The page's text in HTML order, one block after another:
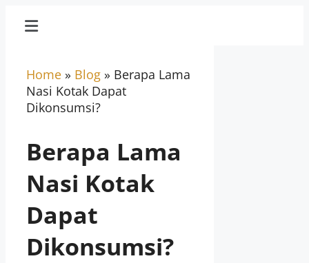
Home » Blog » Berapa Lama
Nasi Kotak Dapat
Dikonsumsi?
Berapa Lama
Nasi Kotak
Dapat
Dikonsumsi?